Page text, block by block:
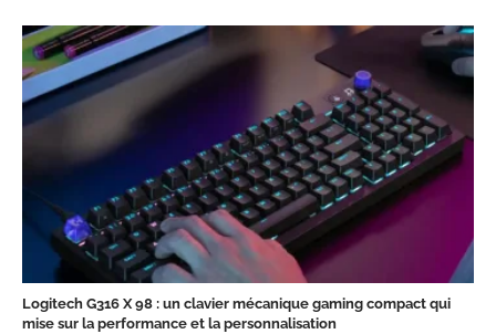
Logitech G316 X 98 : un clavier mécanique gaming compact qui
mise sur la performance et la personnalisation